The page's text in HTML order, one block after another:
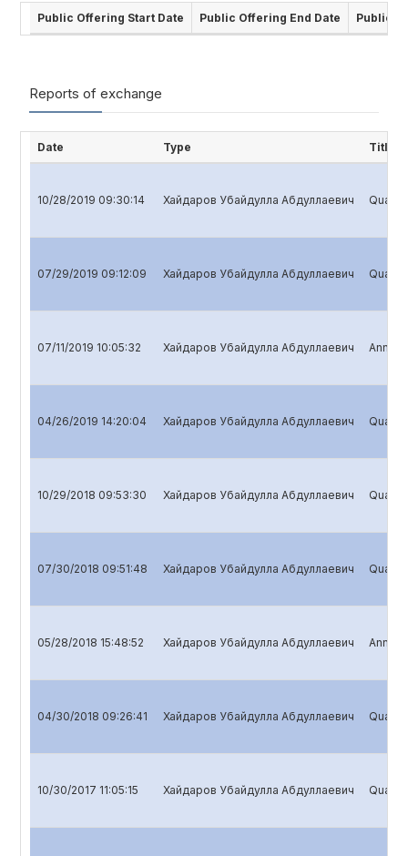
Public Offering Start Date Public Offering End Date Public
Reports of exchange
Date Type Title
10/28/2019 09:30:14 Хайдаров Убайдулла Абдуллаевич
07/29/2019 09:12:09 Хайдаров Убайдулла Абдуллаевич
07/11/2019 10:05:32 Хайдаров Убайдулла Абдуллаевич
04/26/2019 14:20:04 Хайдаров Убайдулла Абдуллаевич
10/29/2018 09:53:30 Хайдаров Убайдулла Абдуллаевич
07/30/2018 09:51:48 Хайдаров Убайдулла Абдуллаевич
05/28/2018 15:48:52 Хайдаров Убайдулла Абдуллаевич
04/30/2018 09:26:41 Хайдаров Убайдулла Абдуллаевич
10/30/2017 11:05:15 Хайдаров Убайдулла Абдуллаевич